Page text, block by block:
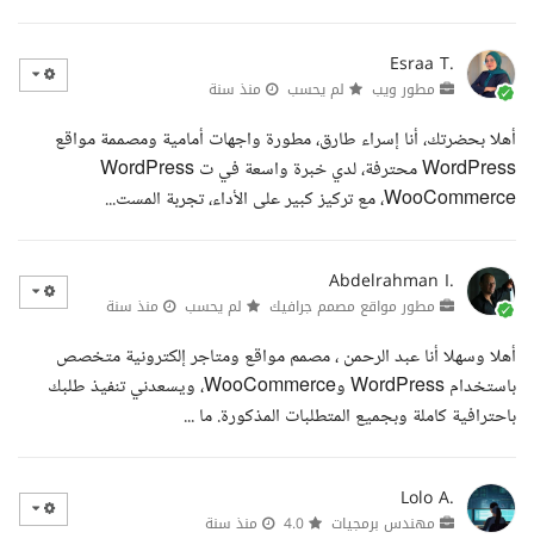
Esraa T.
مطور ويب لم يحسب منذ سنة
أهلا بحضرتك، أنا إسراء طارق، مطورة واجهات أمامية ومصممة مواقع
WordPress محترفة، لدي خبرة واسعة في ت WordPress
WooCommerce، مع تركيز كبير على الأداء، تجربة المست...
Abdelrahman I.
مطور مواقع مصمم جرافيك لم يحسب منذ سنة
أهلا وسهلا أنا عبد الرحمن ، مصمم مواقع ومتاجر إلكترونية متخصص
باستخدام WordPress وWooCommerce، ويسعدني تنفيذ طلبك
باحترافية كاملة وبجميع المتطلبات المذكورة. ما ...
Lolo A.
مهندس برمجيات منذ سنة